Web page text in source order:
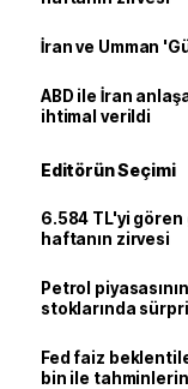
İran ve Umman
ABD ile İran
ihtimal verildi
Editörün Seçimi
6.584 TL'yi gören
haftanın zirvesi
Petrol
stoklarında
Fed faiz
bin ile